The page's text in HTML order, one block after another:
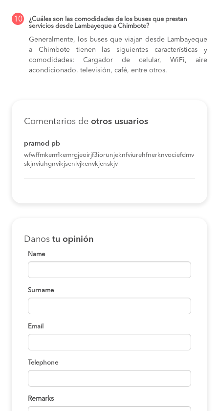
10
¿Cuáles son las comodidades de los buses que prestan
servicios desde Lambayeque a Chimbote?
Generalmente, los buses que viajan desde Lambayeque
a Chimbote tienen las siguientes características y
comodidades: Cargador de celular, WiFi, aire
acondicionado, televisión, café, entre otros.
Comentarios de otros usuarios
pramod pb
wfwffmkemfkemrgjeoirjf3iorunjeknfviurehfnerknvociefdmv
skjnviuhgnvikjsenlvjkenvkjenskjv
Danos tu opinión
Name
Surname
Email
Telephone
Remarks